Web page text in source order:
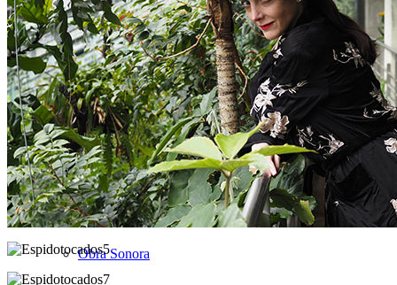
COLABORACIONES ESPECIALES
ACTRIZ
PRESENTADORA
VIAJES
TV / RADIO / OPINIÓN / PODCAST
Televisión
Obra Sonora